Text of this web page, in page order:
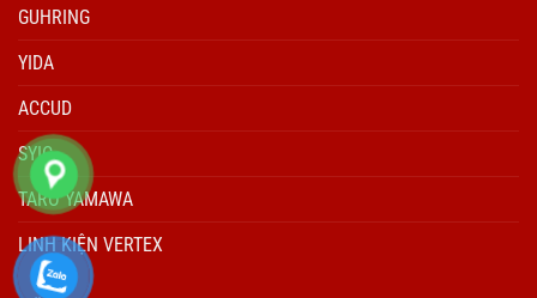
GUHRING
YIDA
ACCUD
SYIC
TARO YAMAWA
LINH KIỆN VERTEX